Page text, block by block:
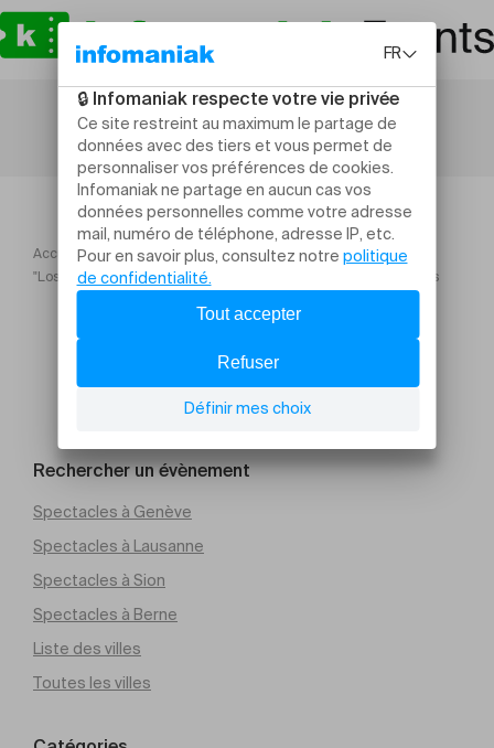
Accueil
"Los Extintos" Ouverture au Chinaillon Les Syndicat des Monstres
Rechercher un évènement
Spectacles à Genève
Spectacles à Lausanne
Spectacles à Sion
Spectacles à Berne
Liste des villes
Toutes les villes